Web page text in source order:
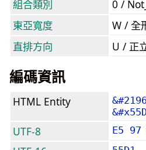
組合類別
0 /
東亞寬度
W / 全
直排方向 U / 正
編碼資訊
HTML Entity
UTF-8 E5 97